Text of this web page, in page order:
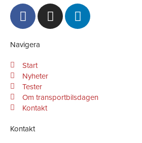
F
a
c
e
b
o
o
k
-
f
I
n
s
a
L
i
n
n
Navigera
Start
Nyheter
Tester
Om transportbilsdagen
Kontakt
Kontakt